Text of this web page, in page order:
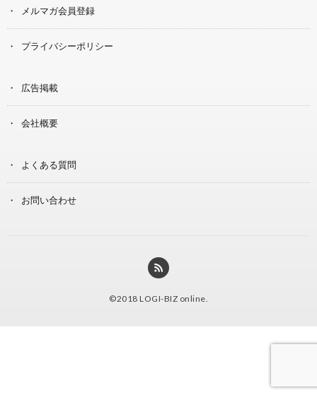
メルマガ会員登録
プライバシーポリシー
広告掲載
会社概要
よくある質問
お問い合わせ
©2018 LOGI-BIZ online